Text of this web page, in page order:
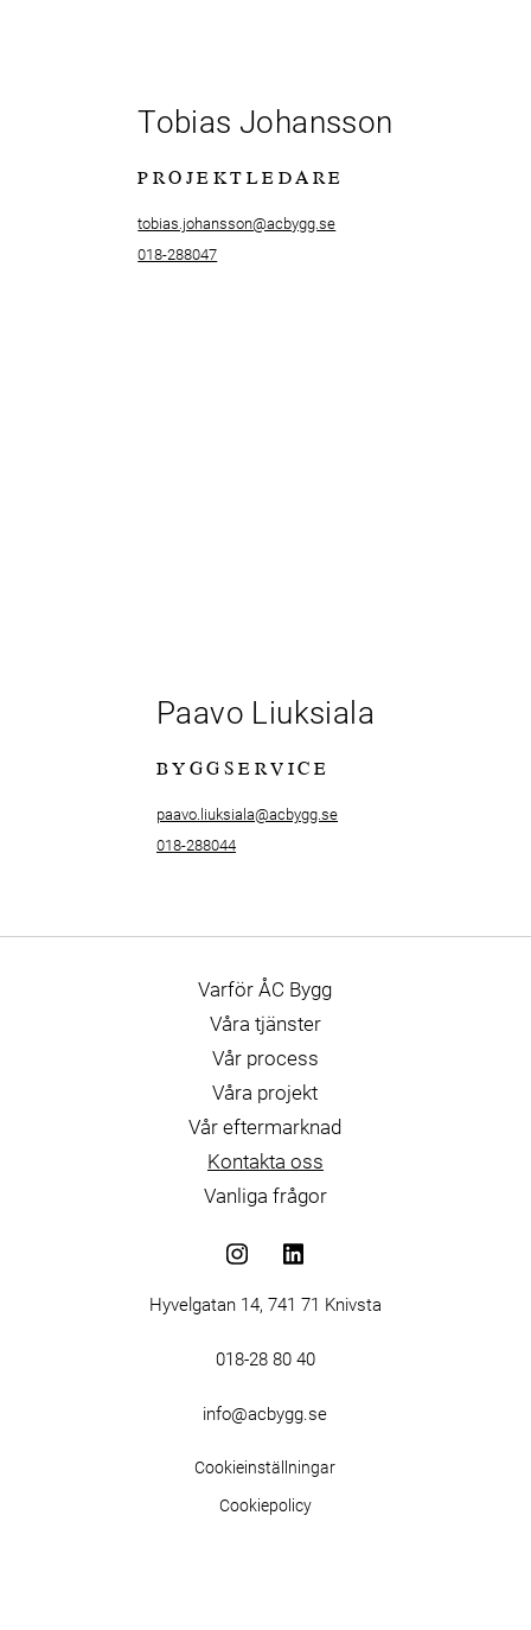
Tobias Johansson
PROJEKTLEDARE
tobias.johansson@acbygg.se
018-288047
Paavo Liuksiala
BYGGSERVICE
paavo.liuksiala@acbygg.se
018-288044
Varför ÅC Bygg
Våra tjänster
Vår process
Våra projekt
Vår eftermarknad
Kontakta oss
Vanliga frågor
Hyvelgatan 14, 741 71 Knivsta
018-28 80 40
info@acbygg.se
Cookieinställningar
Cookiepolicy